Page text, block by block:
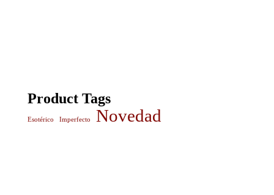
Product Tags
Esotérico Imperfecto Novedad